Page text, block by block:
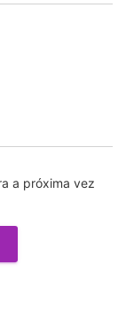
a próxima vez